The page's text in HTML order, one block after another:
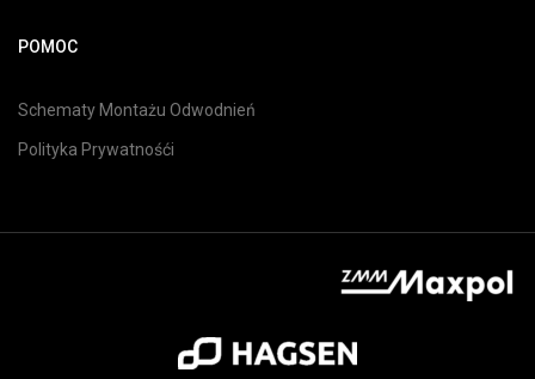
POMOC
Schematy Montażu Odwodnień
Polityka Prywatnośći